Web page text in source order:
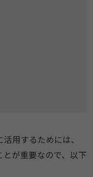
用するためには、
が重要なので、以下